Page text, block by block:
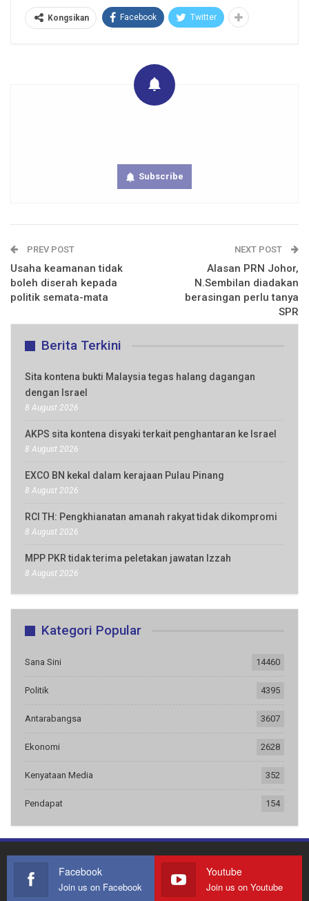
Kongsikan Facebook Twitter
Subscribe
PREV POST
Usaha keamanan tidak
boleh diserah kepada
politik semata-mata
NEXT POST
Alasan PRN Johor,
N.Sembilan diadakan
berasingan perlu tanya
SPR
Berita Terkini
Sita kontena bukti Malaysia tegas halang dagangan
dengan Israel
8 August 2026
AKPS sita kontena disyaki terkait penghantaran ke Israel
8 August 2026
EXCO BN kekal dalam kerajaan Pulau Pinang
8 August 2026
RCI TH: Pengkhianatan amanah rakyat tidak dikompromi
8 August 2026
MPP PKR tidak terima peletakan jawatan Izzah
8 August 2026
Kategori Popular
Sana Sini 14460
Politik 4395
Antarabangsa 3607
Ekonomi 2628
Kenyataan Media 352
Pendapat 154
Facebook
Join us on Facebook
Youtube
Join us on Youtube